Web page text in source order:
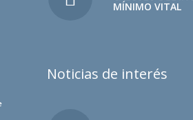
MÍNIMO VITAL
Noticias de interés